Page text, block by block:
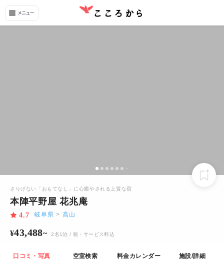
さりげない「おもてなし」に心癒やされる上質な宿
本陣平野屋 花兆庵
4.7 岐阜県 > 高山
¥43,488~ 2名1泊 / 税・サービス料込
口コミ・写真 空室検索 料金カレンダー 施設/詳細